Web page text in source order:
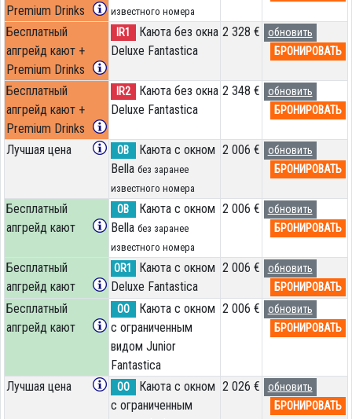
Premium Drinks
известного номера
Бесплатный
апгрейд кают +
Premium Drinks
IR1
Каюта без окна
Deluxe Fantastica
2 328 €
обновить
БРОНИРОВАТЬ
Бесплатный
апгрейд кают +
Premium Drinks
IR2
Каюта без окна
Deluxe Fantastica
2 348 €
обновить
БРОНИРОВАТЬ
Лучшая цена OB
Каюта с окном
Bella без заранее
известного номера
2 006 €
обновить
БРОНИРОВАТЬ
Бесплатный
апгрейд кают
OB
Каюта с окном
Bella без заранее
известного номера
2 006 €
обновить
БРОНИРОВАТЬ
Бесплатный
апгрейд кают
OR1
Каюта с окном
Deluxe Fantastica
2 006 €
обновить
БРОНИРОВАТЬ
Бесплатный
апгрейд кают
OO
Каюта с окном
с ограниченным
видом Junior
Fantastica
2 006 €
обновить
БРОНИРОВАТЬ
Лучшая цена OO
Каюта с окном
с ограниченным
2 026 €
обновить
БРОНИРОВАТЬ